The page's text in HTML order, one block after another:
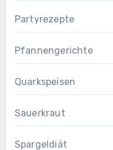
Partyrezepte
Pfannengerichte
Quarkspeisen
Sauerkraut
Spargeldiät